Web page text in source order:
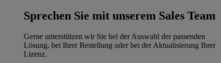
Sprechen Sie mit unserem Sales Team
Gerne unterstützen wir Sie bei der Auswahl der passenden
Lösung, bei Ihrer Bestellung oder bei der Aktualisierung Ihrer
Lizenz.